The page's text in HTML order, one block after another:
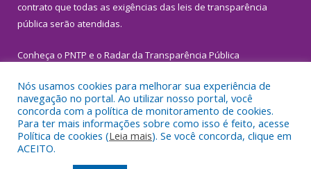
contrato que todas as exigências das leis de transparência
pública serão atendidas.
Conheça o PNTP e o Radar da Transparência Pública
Todos os direitos reservados a Prefeitura Municipal de
Inhangapi.
Nós usamos cookies para melhorar sua experiência de
navegação no portal. Ao utilizar nosso portal, você
concorda com a política de monitoramento de cookies.
Para ter mais informações sobre como isso é feito, acesse
Política de cookies (Leia mais). Se você concorda, clique em
ACEITO.